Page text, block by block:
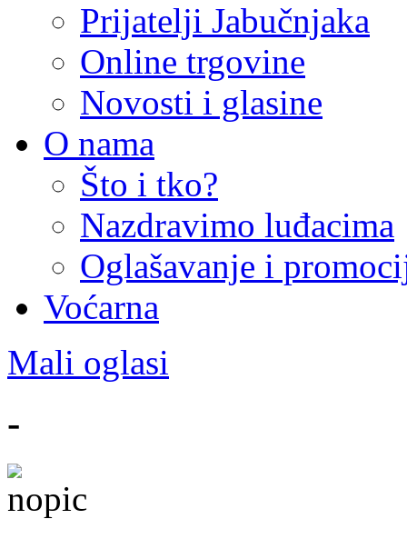
Prijatelji Jabučnjaka
Online trgovine
Novosti i glasine
O nama
Što i tko?
Nazdravimo luđacima
Oglašavanje i
Voćarna
Mali oglasi
-